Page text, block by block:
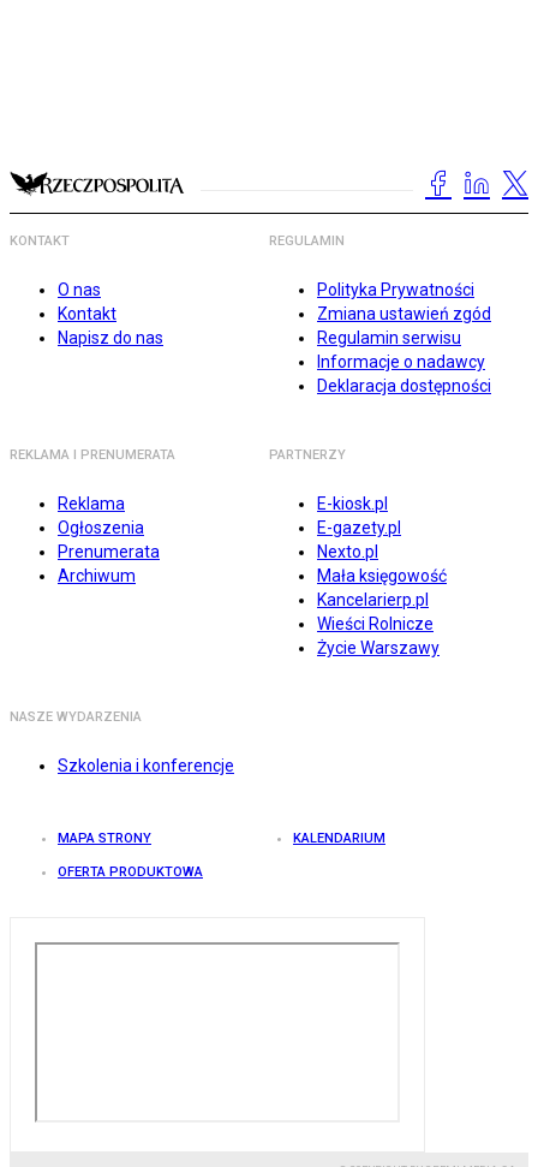
KONTAKT
O nas
Kontakt
Napisz do nas
REGULAMIN
Polityka Prywatności
Zmiana ustawień zgód
Regulamin serwisu
Informacje o nadawcy
Deklaracja dostępności
REKLAMA I PRENUMERATA
Reklama
Ogłoszenia
Prenumerata
Archiwum
PARTNERZY
E-kiosk.pl
E-gazety.pl
Nexto.pl
Mała księgowość
Kancelarierp.pl
Wieści Rolnicze
Życie Warszawy
NASZE WYDARZENIA
Szkolenia i konferencje
MAPA STRONY KALENDARIUM
OFERTA PRODUKTOWA